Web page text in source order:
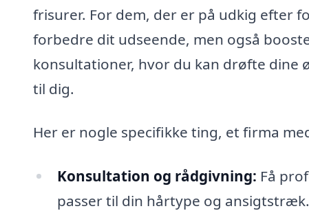
frisurer. For dem, der er på udkig efter
forbedre dit udseende, men også
konsultationer, hvor du kan drøfte dine
til dig.
Her er nogle specifikke ting, et firma
Konsultation og rådgivning: Få
passer til din hårtype og ansigtstræk.